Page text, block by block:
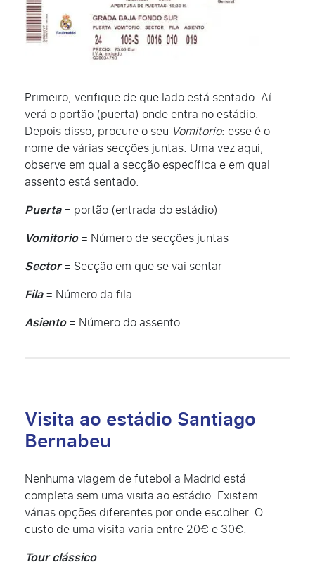
Primeiro, verifique de que lado está sentado. Aí
verá o portão (puerta) onde entra no estádio.
Depois disso, procure o seu Vomitorio: esse é o
nome de várias secções juntas. Uma vez aqui,
observe em qual a secção específica e em qual
assento está sentado.
Puerta= portão (entrada do estádio)
Vomitorio= Número de secções juntas
Sector= Secção em que se vai sentar
Fila= Número da fila
Asiento= Número do assento
Visita ao estádio Santiago
Bernabeu
Nenhuma viagem de futebol a Madrid está
completa sem uma visita ao estádio. Existem
várias opções diferentes por onde escolher. O
custo de uma visita varia entre 20€ e 30€.
Tour clássico